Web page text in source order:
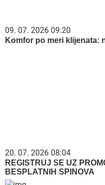
09. 07. 2026 09:20
Komfor po meri klijenata:
20. 07. 2026 08:04
REGISTRUJ SE UZ
BESPLATNIH SPINOVA